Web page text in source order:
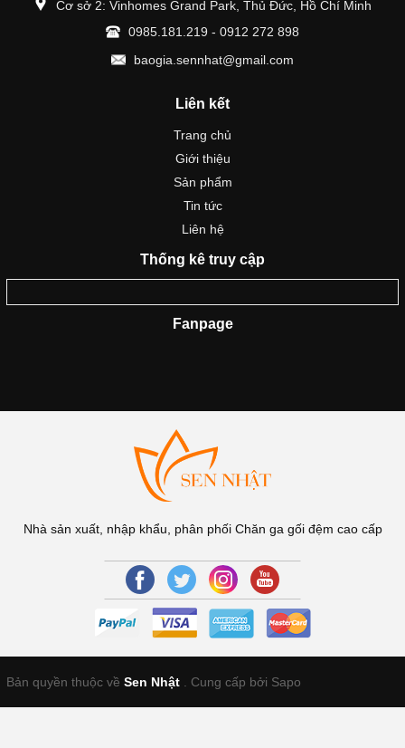
Cơ sở 2: Vinhomes Grand Park, Thủ Đức, Hồ Chí Minh
0985.181.219 - 0912 272 898
baogia.sennhat@gmail.com
Liên kết
Trang chủ
Giới thiệu
Sản phẩm
Tin tức
Liên hệ
Thống kê truy cập
Fanpage
Nhà sản xuất, nhập khẩu, phân phối Chăn ga gối đệm cao cấp
Bản quyền thuộc về Sen Nhật Cung cấp bởi Sapo